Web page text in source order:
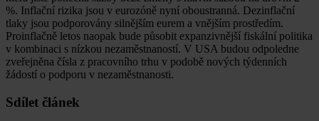
%. Inflační rizika jsou v eurozóně nyní oboustranná. Dezinflační
tlaky jsou podporovány silnějším eurem a vnějším prostředím.
Proinflačně letos naopak bude působit expanzivnější fiskální politika
v kombinaci s nízkou nezaměstnaností. V USA budou odpoledne
zveřejněna čísla z pracovního trhu v podobě nových týdenních
žádostí o podporu v nezaměstnanosti.
Sdílet článek